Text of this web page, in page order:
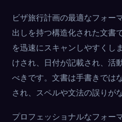
ビザ旅行計画の最適なフォー
出しを持つ構造化された文書
を迅速にスキャンしやすくし
けされ、日付が記載され、活
べきです。文書は手書きでは
され、スペルや文法の誤りが
プロフェッショナルなフォー